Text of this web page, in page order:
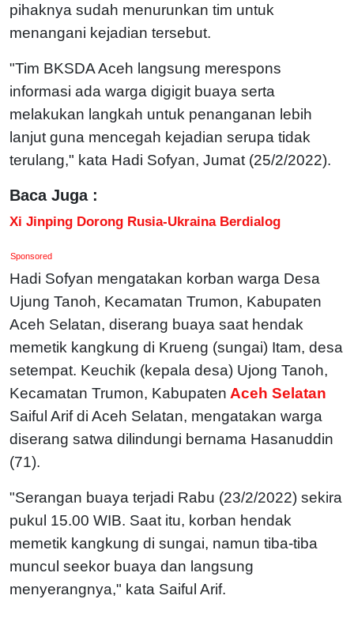
pihaknya sudah menurunkan tim untuk
menangani kejadian tersebut.
"Tim BKSDA Aceh langsung merespons
informasi ada warga digigit buaya serta
melakukan langkah untuk penanganan lebih
lanjut guna mencegah kejadian serupa tidak
terulang," kata Hadi Sofyan, Jumat (25/2/2022).
Baca Juga :
Xi Jinping Dorong Rusia-Ukraina Berdialog
Sponsored
Hadi Sofyan mengatakan korban warga Desa
Ujung Tanoh, Kecamatan Trumon, Kabupaten
Aceh Selatan, diserang buaya saat hendak
memetik kangkung di Krueng (sungai) Itam, desa
setempat. Keuchik (kepala desa) Ujong Tanoh,
Kecamatan Trumon, Kabupaten Aceh Selatan
Saiful Arif di Aceh Selatan, mengatakan warga
diserang satwa dilindungi bernama Hasanuddin
(71).
"Serangan buaya terjadi Rabu (23/2/2022) sekira
pukul 15.00 WIB. Saat itu, korban hendak
memetik kangkung di sungai, namun tiba-tiba
muncul seekor buaya dan langsung
menyerangnya," kata Saiful Arif.